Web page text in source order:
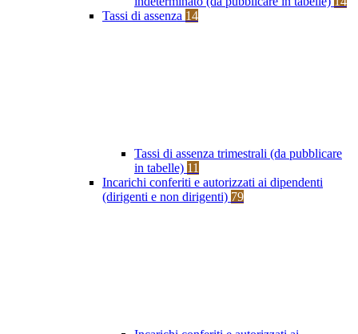
Tassi di assenza 14
Tassi di assenza trimestrali (da pubblicare
in tabelle) 11
Incarichi conferiti e autorizzati ai dipendenti
(dirigenti e non dirigenti) 79